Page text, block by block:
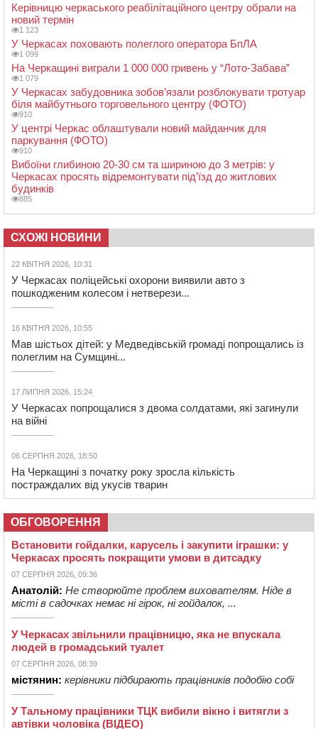
Керівницю черкаського реабілітаційного центру обрали на
новий термін
1 123
У Черкасах поховають полеглого оператора БпЛА
1 099
На Черкащині виграли 1 000 000 гривень у “Лото-Забава”
1 079
У Черкасах забудовника зобов’язали розблокувати тротуар
біля майбутнього торговельного центру (ФОТО)
910
У центрі Черкас облаштували новий майданчик для
паркування (ФОТО)
910
Вибоїни глибиною 20-30 см та шириною до 3 метрів: у
Черкасах просять відремонтувати під’їзд до житлових
будинків
885
СХОЖІ НОВИНИ
22 КВІТНЯ 2026, 10:31
У Черкасах поліцейські охорони виявили авто з
пошкодженим колесом і нетверези...
16 КВІТНЯ 2026, 10:55
Мав шістьох дітей: у Медведівській громаді попрощались із
полеглим на Сумщині...
17 ЛИПНЯ 2026, 15:24
У Черкасах попрощалися з двома солдатами, які загинули
на війні
06 СЕРПНЯ 2026, 18:50
На Черкащині з початку року зросла кількість
постраждалих від укусів тварин
ОБГОВОРЕННЯ
Встановити гойдалки, карусель і закупити іграшки: у
Черкасах просять покращити умови в дитсадку
07 СЕРПНЯ 2026, 09:36
Анатолій: Не створюйте проблем вихователям. Ніде в
місті в садочках немає ні гірок, ні гойдалок, ...
У Черкасах звільнили працівницю, яка не впускала
людей в громадський туалет
07 СЕРПНЯ 2026, 08:39
містянин: керівники підбирають працівників подобію собі
У Тальному працівники ТЦК вибили вікно і витягли з
автівки чоловіка (ВІДЕО)